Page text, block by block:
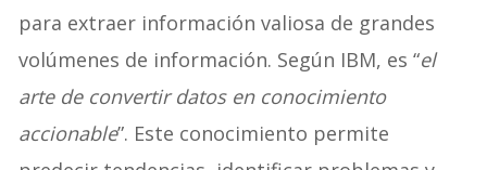
para extraer información valiosa de grandes
volúmenes de información. Según IBM, es “el
arte de convertir datos en conocimiento
accionable”. Este conocimiento permite